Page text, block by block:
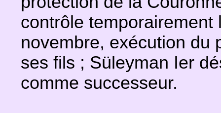
contrôle temporairement
novembre, exécution du
ses fils ; Süleyman Ier
comme successeur.